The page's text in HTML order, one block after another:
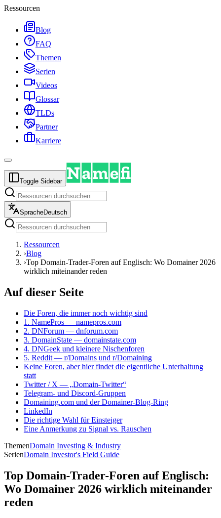
Ressourcen
Blog
FAQ
Themen
Serien
Videos
Glossar
TLDs
Partner
Karriere
Toggle Sidebar
SpracheDeutsch
Ressourcen
›Blog
›Top Domain-Trader-Foren auf Englisch: Wo Domainer 2026
wirklich miteinander reden
Auf dieser Seite
Die Foren, die immer noch wichtig sind
1. NamePros — namepros.com
2. DNForum — dnforum.com
3. DomainState — domainstate.com
4. DNGeek und kleinere Nischenforen
5. Reddit — r/Domains und r/Domaining
Keine Foren, aber hier findet die eigentliche Unterhaltung
statt
Twitter / X — „Domain-Twitter“
Telegram- und Discord-Gruppen
Domaining.com und der Domainer-Blog-Ring
LinkedIn
Die richtige Wahl für Einsteiger
Eine Anmerkung zu Signal vs. Rauschen
ThemenDomain Investing & Industry
SerienDomain Investor's Field Guide
Top Domain-Trader-Foren auf Englisch:
Wo Domainer 2026 wirklich miteinander
reden